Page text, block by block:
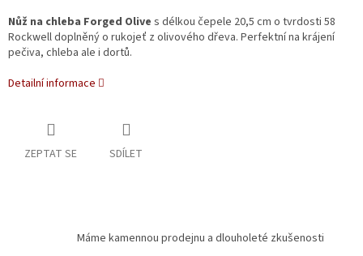
Nůž na chleba Forged Olive s délkou čepele 20,5 cm o tvrdosti 58
Rockwell doplněný o rukojeť z olivového dřeva. Perfektní na krájení
pečiva, chleba ale i dortů.
Detailní informace
ZEPTAT SE SDÍLET
Máme kamennou prodejnu a dlouholeté zkušenosti